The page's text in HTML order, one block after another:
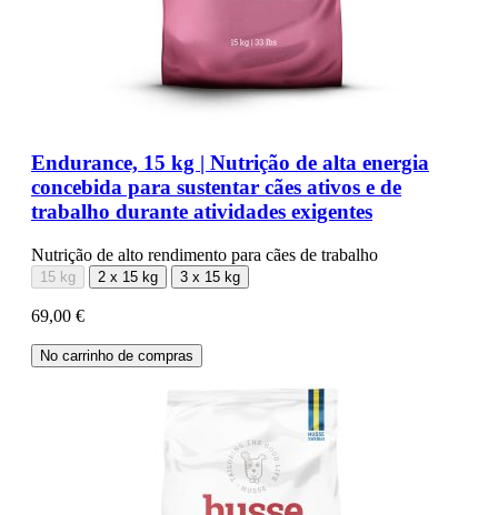
Endurance, 15 kg | Nutrição de alta energia
concebida para sustentar cães ativos e de
trabalho durante atividades exigentes
Nutrição de alto rendimento para cães de trabalho
15 kg 2 x 15 kg 3 x 15 kg
69,00 €
No carrinho de compras